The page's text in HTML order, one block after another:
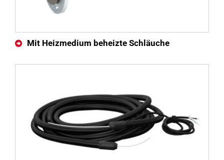
Mit Heizmedium beheizte Schläuche